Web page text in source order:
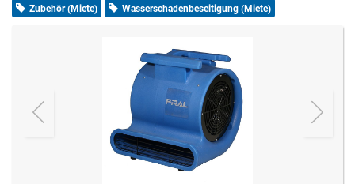
Zubehör (Miete) Wasserschadenbeseitigung (Miete)